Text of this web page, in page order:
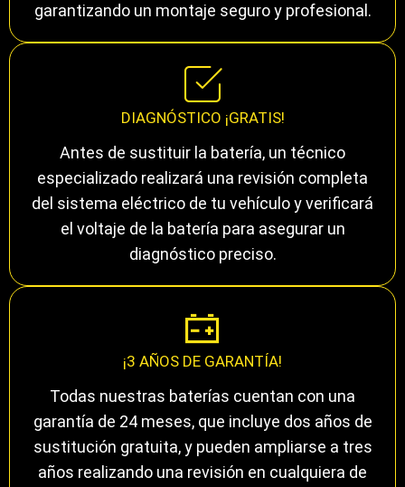
garantizando un montaje seguro y profesional.
DIAGNÓSTICO ¡GRATIS!
Antes de sustituir la batería, un técnico
especializado realizará una revisión completa
del sistema eléctrico de tu vehículo y verificará
el voltaje de la batería para asegurar un
diagnóstico preciso.
¡3 AÑOS DE GARANTÍA!
Todas nuestras baterías cuentan con una
garantía de 24 meses, que incluye dos años de
sustitución gratuita, y pueden ampliarse a tres
años realizando una revisión en cualquiera de